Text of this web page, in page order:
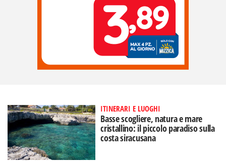
ITINERARI E LUOGHI
Basse scogliere, natura e mare
cristallino: il piccolo paradiso sulla
costa siracusana